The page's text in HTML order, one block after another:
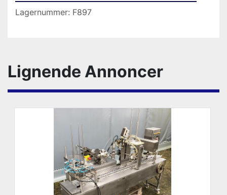
Lagernummer: F897
Lignende Annoncer